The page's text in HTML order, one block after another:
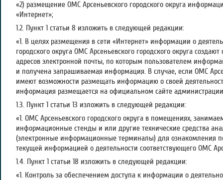
«2) размещение ОМС Арсеньевского городского округа
«Интернет»;
1.2. Пункт 1 статьи 8 изложить в следующей редакции:
«1. В целях размещения в сети «Интернет» информации о
городского округа ОМС Арсеньевского городского округа
адресов электронной почты, по которым пользователем
и получена запрашиваемая информация. В случае, если ОМС
имеют возможности размещать информацию о своей
информация размещается на официальном сайте
1.3. Пункт 1 статьи 13 изложить в следующей редакции:
«1. ОМС Арсеньевского городского округа в помещениях,
информационные стенды и или другие технические средства
(электронные информационные терминалы) для ознакомления
текущей информацией о деятельности соответствующего ОМС
1.4. Пункт 1 статьи 18 изложить в следующей редакции:
«1. Контроль за обеспечением доступа к информации о